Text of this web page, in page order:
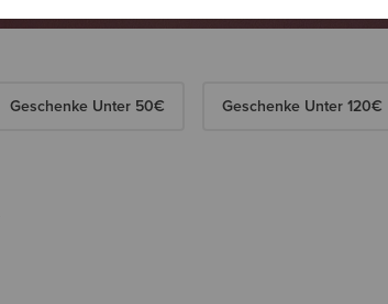
Geschenke Unter 50€ Geschenke Unter 120€